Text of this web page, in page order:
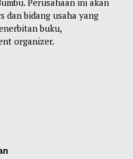
dan bidang usaha yang
buku,
organizer.